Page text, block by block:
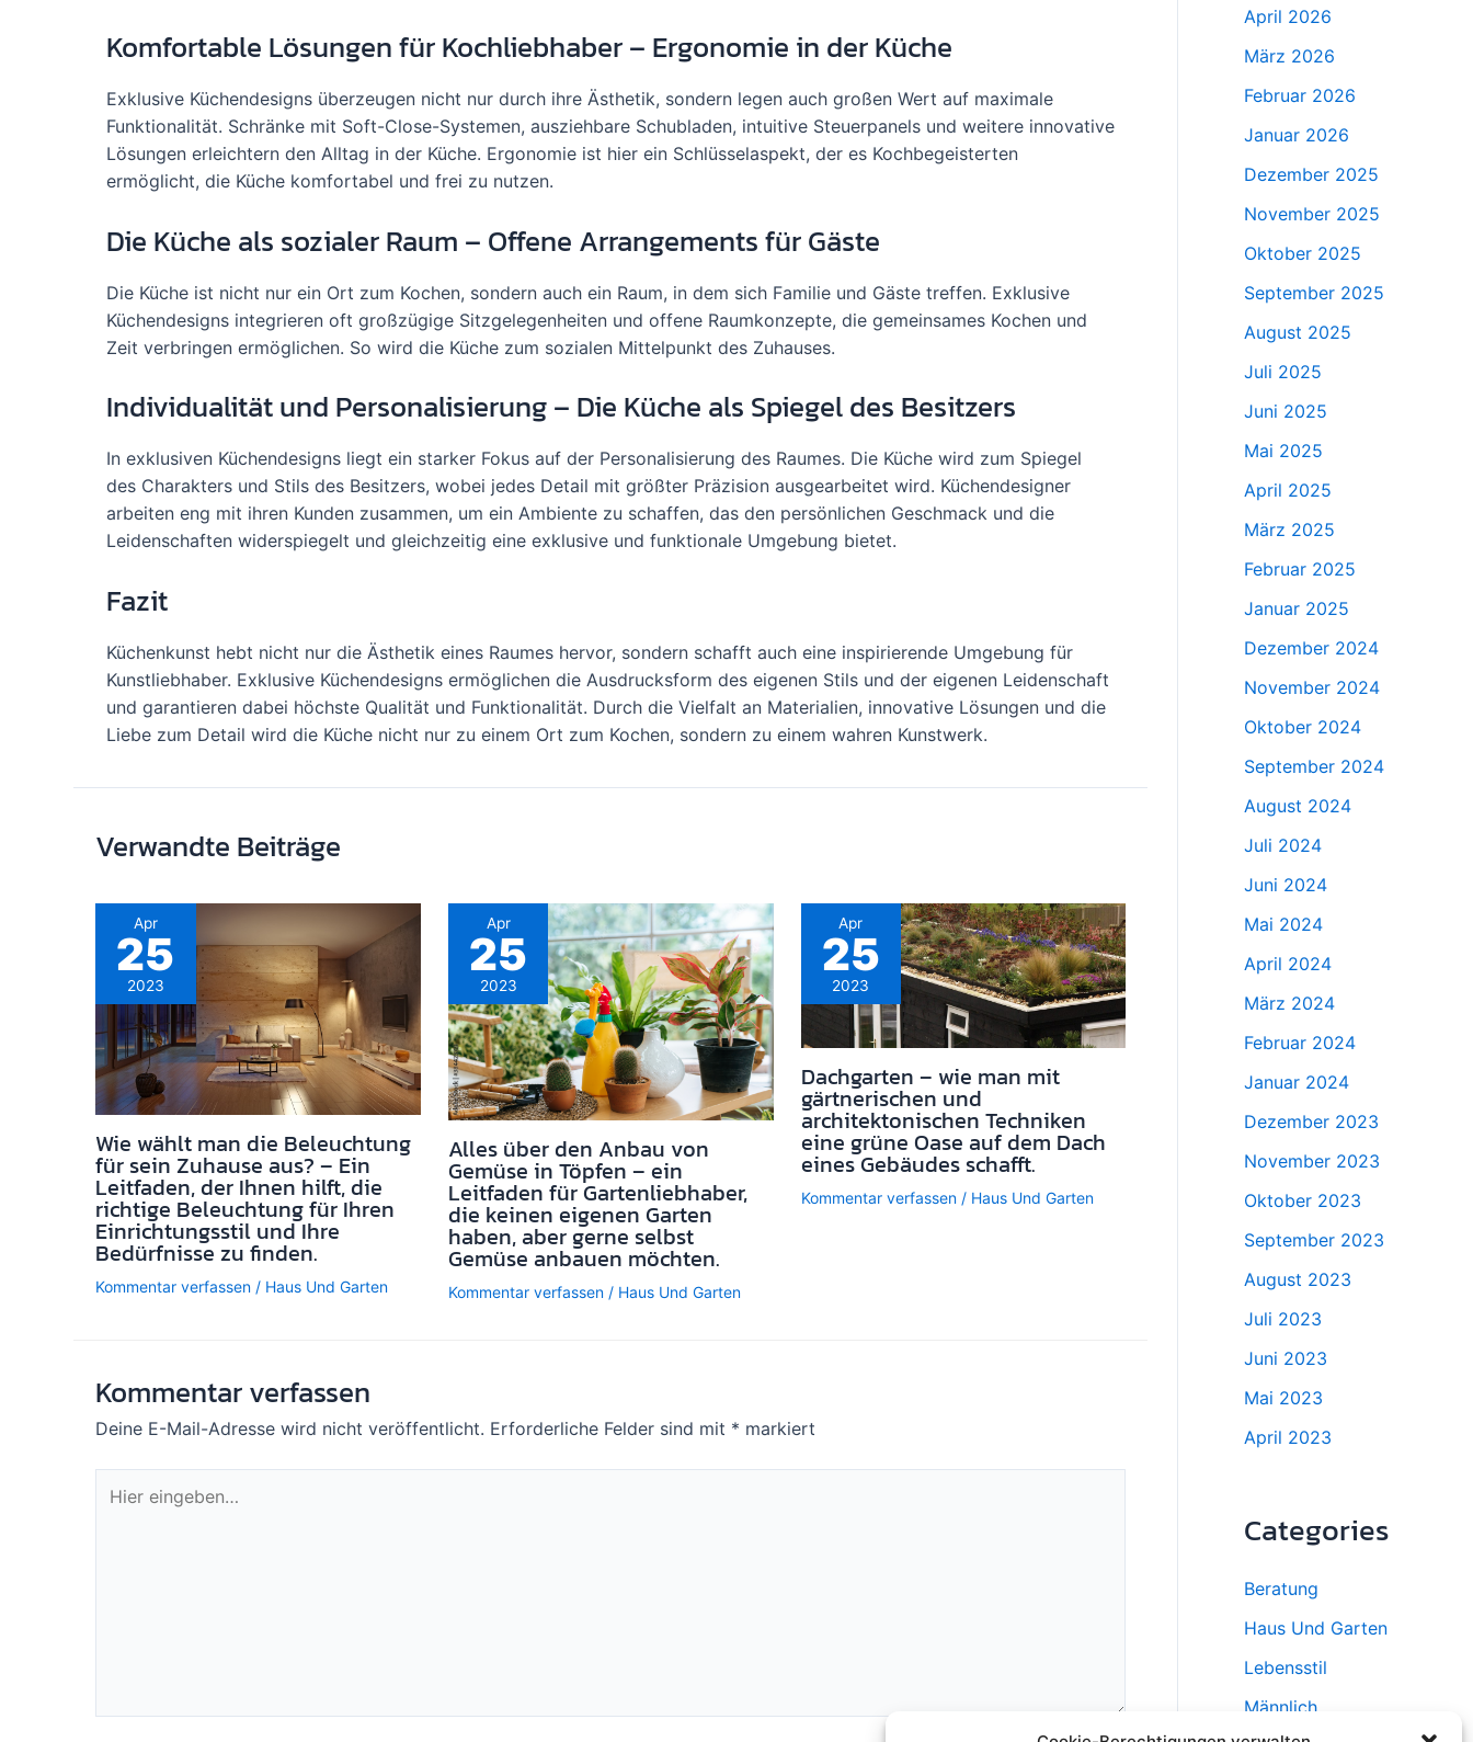
Komfortable Lösungen für Kochliebhaber – Ergonomie in der Küche
Exklusive Küchendesigns überzeugen nicht nur durch ihre Ästhetik, sondern legen auch großen Wert auf maximale
Funktionalität. Schränke mit Soft-Close-Systemen, ausziehbare Schubladen, intuitive Steuerpanels und weitere innovative
Lösungen erleichtern den Alltag in der Küche. Ergonomie ist hier ein Schlüsselaspekt, der es Kochbegeisterten
ermöglicht, die Küche komfortabel und frei zu nutzen.
Die Küche als sozialer Raum – Offene Arrangements für Gäste
Die Küche ist nicht nur ein Ort zum Kochen, sondern auch ein Raum, in dem sich Familie und Gäste treffen. Exklusive
Küchendesigns integrieren oft großzügige Sitzgelegenheiten und offene Raumkonzepte, die gemeinsames Kochen und
Zeit verbringen ermöglichen. So wird die Küche zum sozialen Mittelpunkt des Zuhauses.
Individualität und Personalisierung – Die Küche als Spiegel des Besitzers
In exklusiven Küchendesigns liegt ein starker Fokus auf der Personalisierung des Raumes. Die Küche wird zum Spiegel
des Charakters und Stils des Besitzers, wobei jedes Detail mit größter Präzision ausgearbeitet wird. Küchendesigner
arbeiten eng mit ihren Kunden zusammen, um ein Ambiente zu schaffen, das den persönlichen Geschmack und die
Leidenschaften widerspiegelt und gleichzeitig eine exklusive und funktionale Umgebung bietet.
Fazit
Küchenkunst hebt nicht nur die Ästhetik eines Raumes hervor, sondern schafft auch eine inspirierende Umgebung für
Kunstliebhaber. Exklusive Küchendesigns ermöglichen die Ausdrucksform des eigenen Stils und der eigenen Leidenschaft
und garantieren dabei höchste Qualität und Funktionalität. Durch die Vielfalt an Materialien, innovative Lösungen und die
Liebe zum Detail wird die Küche nicht nur zu einem Ort zum Kochen, sondern zu einem wahren Kunstwerk.
Verwandte Beiträge
Apr
25
2023
Wie wählt man die Beleuchtung
für sein Zuhause aus? – Ein
Leitfaden, der Ihnen hilft, die
richtige Beleuchtung für Ihren
Einrichtungsstil und Ihre
Bedürfnisse zu finden.
Kommentar verfassen / Haus Und Garten
Apr
25
2023
Alles über den Anbau von
Gemüse in Töpfen – ein
Leitfaden für Gartenliebhaber,
die keinen eigenen Garten
haben, aber gerne selbst
Gemüse anbauen möchten.
Kommentar verfassen / Haus Und Garten
Apr
25
2023
Dachgarten – wie man mit
gärtnerischen und
architektonischen Techniken
eine grüne Oase auf dem Dach
eines Gebäudes schafft.
Kommentar verfassen / Haus Und Garten
Kommentar verfassen
Deine E-Mail-Adresse wird nicht veröffentlicht. Erforderliche Felder sind mit * markiert
eingeben…
April 2026
März 2026
Februar 2026
Januar 2026
Dezember 2025
November 2025
Oktober 2025
September 2025
August 2025
Juli 2025
Juni 2025
Mai 2025
April 2025
März 2025
Februar 2025
Januar 2025
Dezember 2024
November 2024
Oktober 2024
September 2024
August 2024
Juli 2024
Juni 2024
Mai 2024
April 2024
März 2024
Februar 2024
Januar 2024
Dezember 2023
November 2023
Oktober 2023
September 2023
August 2023
Juli 2023
Juni 2023
Mai 2023
April 2023
Categories
Beratung
Haus Und Garten
Lebensstil
Männlich